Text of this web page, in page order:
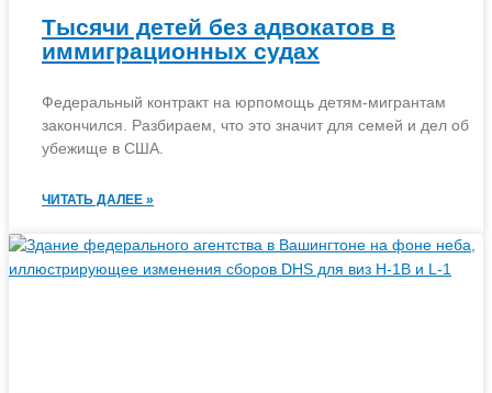
Тысячи детей без адвокатов в
иммиграционных судах
Федеральный контракт на юрпомощь детям-мигрантам
закончился. Разбираем, что это значит для семей и дел об
убежище в США.
ЧИТАТЬ ДАЛЕЕ »